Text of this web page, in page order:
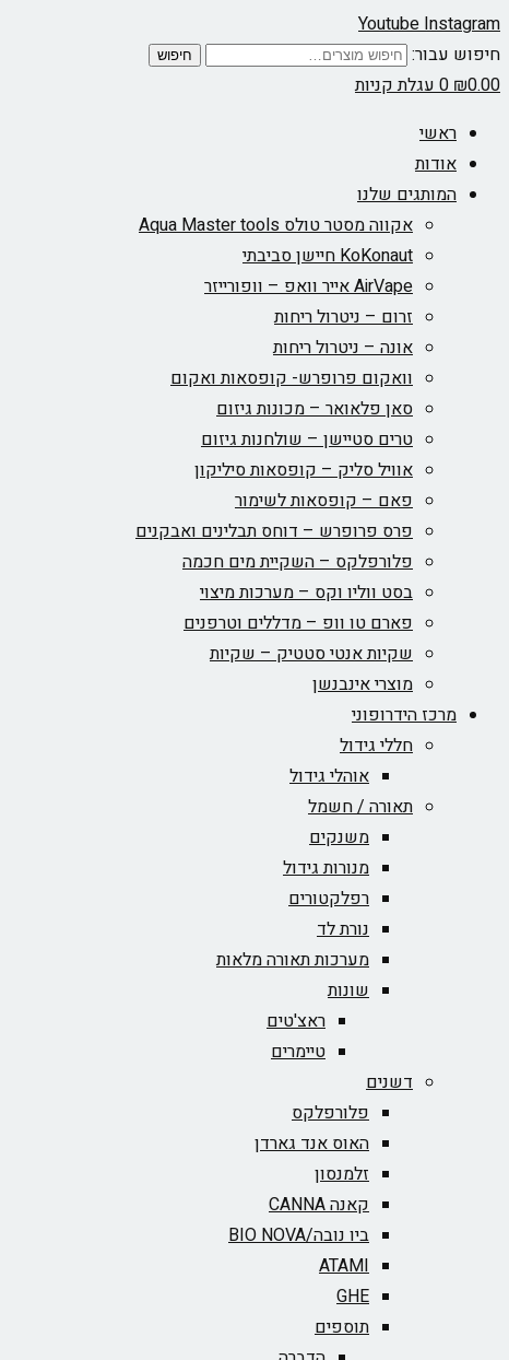
YoutubeInstagram
חיפוש עבור:
חיפוש
₪0.00
0עגלת קניות
ראשי
אודות
המותגים שלנו
אקווה מסטר טולס Aqua Master tools
KoKonaut חיישן סביבתי
AirVape אייר וואפ – וופורייזר
זרום – ניטרול ריחות
אונה – ניטרול ריחות
וואקום פרופרש- קופסאות ואקום
סאן פלאואר – מכונות גיזום
טרים סטיישן – שולחנות גיזום
אוויל סליק – קופסאות סיליקון
פאם – קופסאות לשימור
פרס פרופרש – דוחס תבלינים ואבקנים
פלורפלקס – השקיית מים חכמה
בסט ווליו וקס – מערכות מיצוי
פארם טו וופ – מדללים וטרפנים
שקיות אנטי סטטיק – שקיות
מוצרי אינבנשן
מרכז הידרופוני
חללי גידול
אוהלי גידול
תאורה / חשמל
משנקים
מנורות גידול
רפלקטורים
נורת לד
מערכות תאורה מלאות
שונות
ראצ'טים
טיימרים
דשנים
פלורפלקס
האוס אנד גארדן
זלמנסון
קאנה CANNA
ביו נובה/BIO NOVA‏
ATAMI
GHE
תוספים